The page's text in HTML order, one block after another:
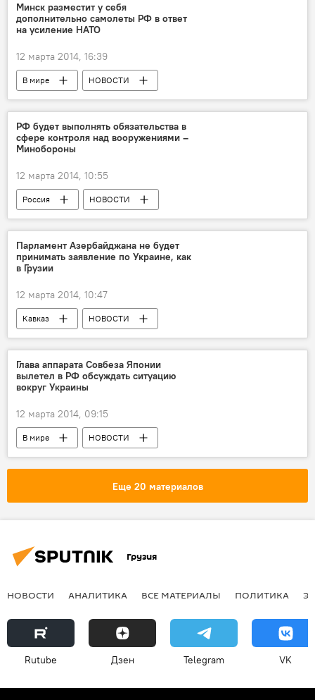
Минск разместит у себя
дополнительно самолеты РФ в ответ
на усиление НАТО
12 марта 2014, 16:39
В мире НОВОСТИ
РФ будет выполнять обязательства в
сфере контроля над вооружениями –
Минобороны
12 марта 2014, 10:55
Россия НОВОСТИ
Парламент Азербайджана не будет
принимать заявление по Украине, как
в Грузии
12 марта 2014, 10:47
Кавказ НОВОСТИ
Глава аппарата Совбеза Японии
вылетел в РФ обсуждать ситуацию
вокруг Украины
12 марта 2014, 09:15
В мире НОВОСТИ
Еще 20 материалов
Грузия
НОВОСТИ АНАЛИТИКА ВСЕ МАТЕРИАЛЫ ПОЛИТИКА
Rutube Дзен Telegram VK